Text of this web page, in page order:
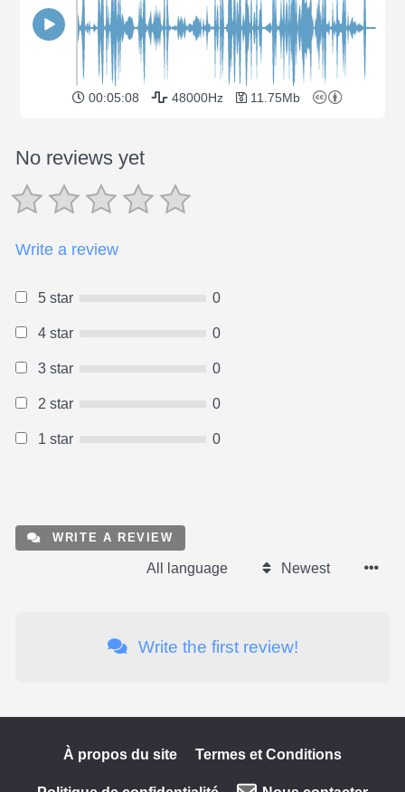
00:05:08 48000Hz 11.75Mb
No reviews yet
Write a review
5 star 0
4 star 0
3 star 0
2 star 0
1 star 0
WRITE A REVIEW
All language Newest
Write the first review!
À propos du site Termes et Conditions